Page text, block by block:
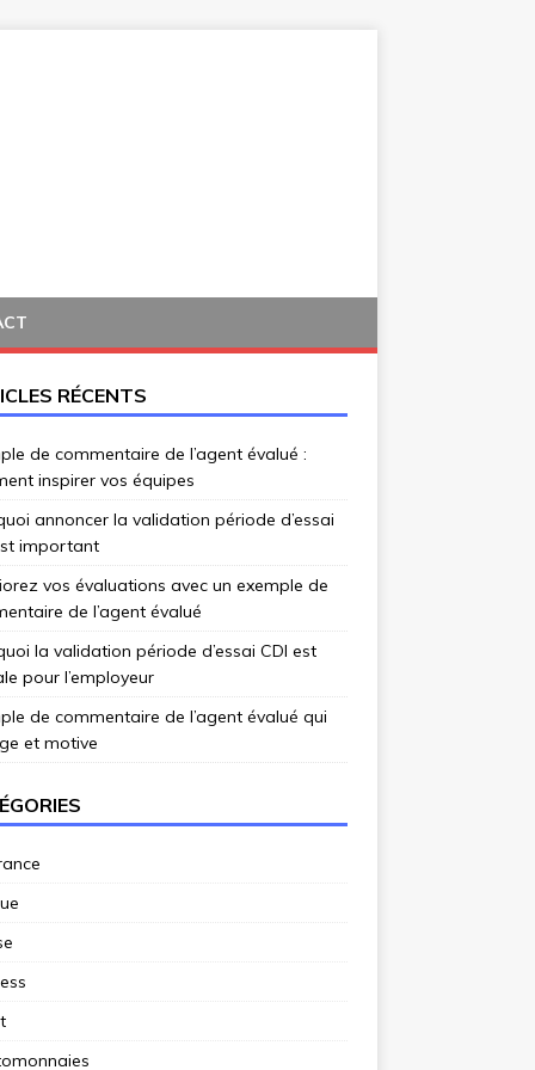
RÉCENTS
de commentaire de l’agent évalué :
inspirer vos équipes
annoncer la validation période d’essai
important
vos évaluations avec un exemple de
de l’agent évalué
la validation période d’essai CDI est
pour l’employeur
de commentaire de l’agent évalué qui
et motive